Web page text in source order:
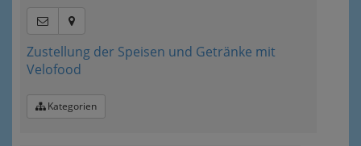
Zustellung der Speisen und Getränke mit
Velofood
Kategorien